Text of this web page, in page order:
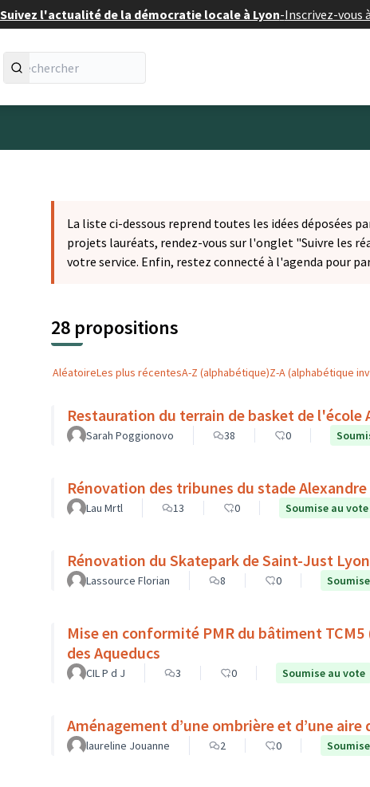
Suivez l'actualité de la démocratie locale à Lyon-Inscrivez-vous
La liste ci-dessous reprend toutes les idées déposées
projets lauréats, rendez-vous sur l'onglet "Suivre les
votre service. Enfin, restez connecté à l'agenda pour
28 propositions
AléatoireLes plus récentesA-Z (alphabétique)Z-A (alphabétique
Restauration du terrain de basket de l'école
Sarah Poggionovo 38 0
Rénovation des tribunes du stade
Lau Mrtl 13 0 Soumise au vote
Rénovation du Skatepark de Saint-Just
Lassource Florian 8 0
Mise en conformité PMR du bâtiment TCM5 ( Club de tennis municipal du 5ème ) 57rue
des Aqueducs
CIL P d J 3 0 Soumise au vote
Aménagement d’une ombrière et d’une
laureline Jouanne 2 0